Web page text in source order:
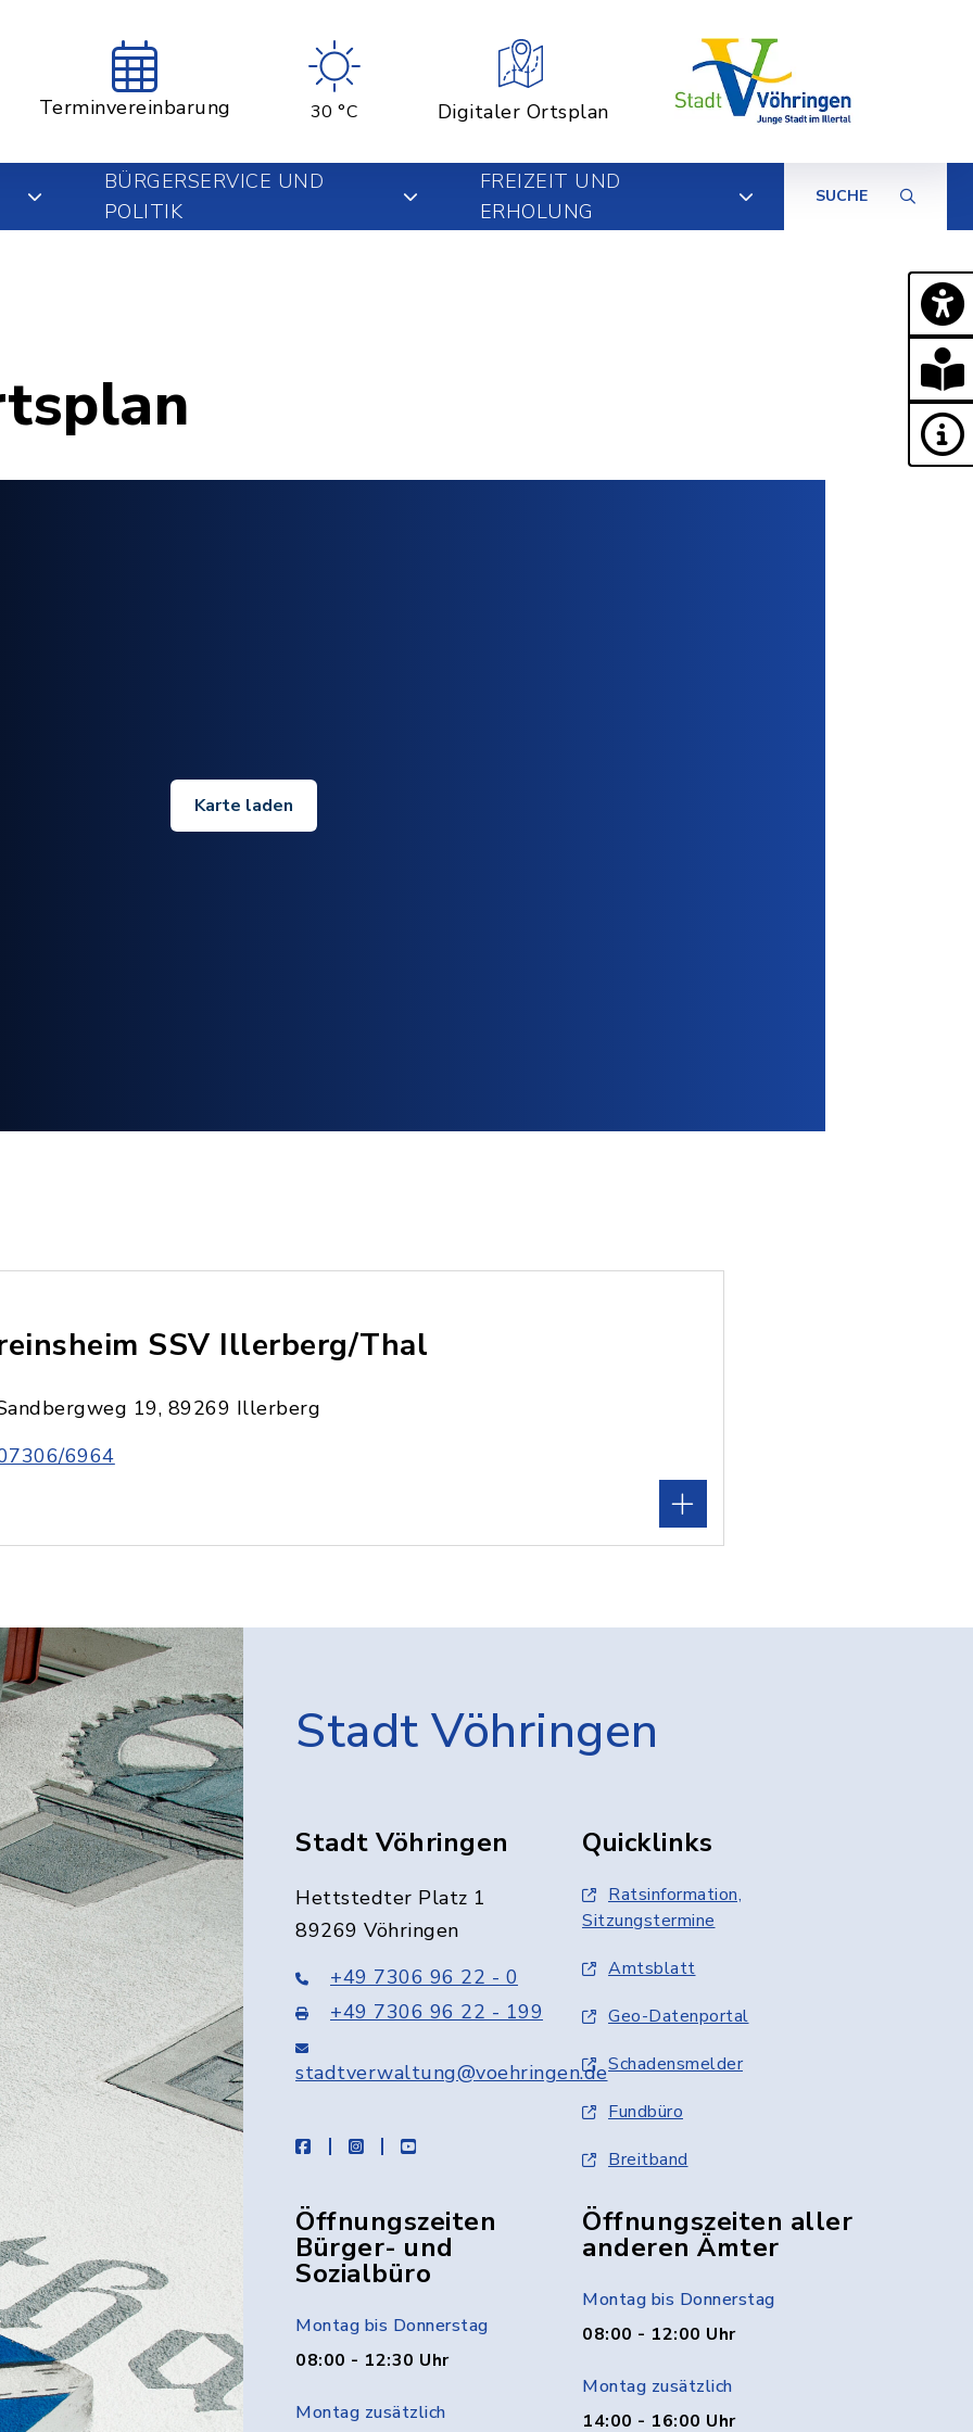
Terminvereinbarung 30 °C Digitaler Ortsplan
BÜRGERSERVICE UND
POLITIK
FREIZEIT UND
ERHOLUNG
SUCHE
Karte laden
SSV Illerberg/Thal
19, 89269 Illerberg
6964
Stadt Vöhringen
Stadt Vöhringen
Hettstedter Platz 1
89269 Vöhringen
+49 7306 96 22 - 0
+49 7306 96 22 - 199
stadtverwaltung@voehringen.de
facebookinstagramyoutube
Quicklinks
Ratsinformation,
Sitzungstermine
Amtsblatt
Geo-Datenportal
Schadensmelder
Fundbüro
Breitband
Öffnungszeiten
Bürger- und
Sozialbüro
Montag bis Donnerstag
08:00 - 12:30 Uhr
Montag zusätzlich
Öffnungszeiten aller
anderen Ämter
Montag bis Donnerstag
08:00 - 12:00 Uhr
Montag zusätzlich
14:00 - 16:00 Uhr